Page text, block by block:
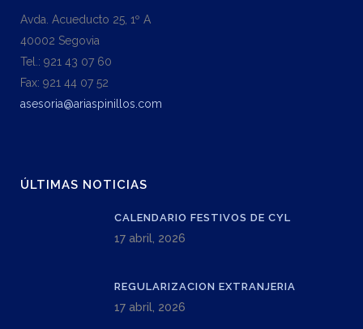
Avda. Acueducto 25, 1º A
40002 Segovia
Tel.: 921 43 07 60
Fax: 921 44 07 52
asesoria@ariaspinillos.com
ÚLTIMAS NOTICIAS
CALENDARIO FESTIVOS DE CYL
17 abril, 2026
REGULARIZACION EXTRANJERIA
17 abril, 2026